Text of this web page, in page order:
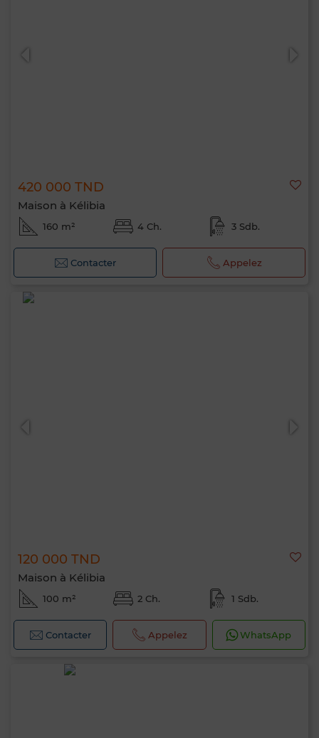
420 000 TND
Maison à Kélibia
160 m² 4 Ch. 3 Sdb.
Contacter Appelez
120 000 TND
Maison à Kélibia
100 m² 2 Ch. 1 Sdb.
Contacter Appelez WhatsApp